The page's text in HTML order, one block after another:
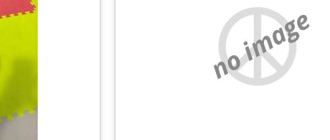
no image